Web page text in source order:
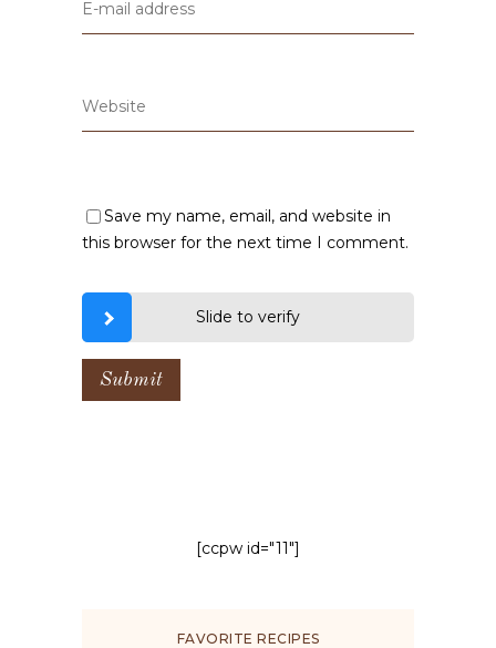
Save my name, email, and website in
this browser for the next time I comment.
Slide to verify
[ccpw id="11"]
FAVORITE RECIPES